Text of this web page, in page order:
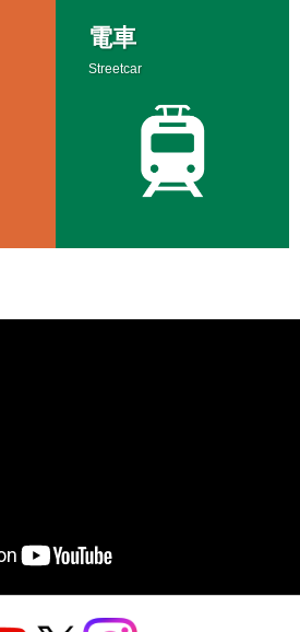
電車
Streetcar